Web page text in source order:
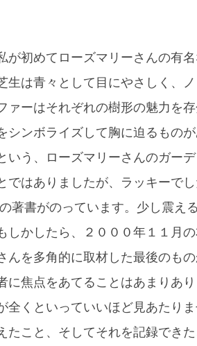
が初めてローズマリーさんの有
生は青々として目にやさしく、
ァーはそれぞれの樹形の魅力を
シンボライズして胸に迫るもの
う、ローズマリーさんのガーデ
はありましたが、ラッキーでし
著書がのっています。少し震え
しかしたら、２０００年１１月
んを多角的に取材した最後のも
に焦点をあてることはあまりあ
くといっていいほど見あたり
こと、そしてそれを記録でき